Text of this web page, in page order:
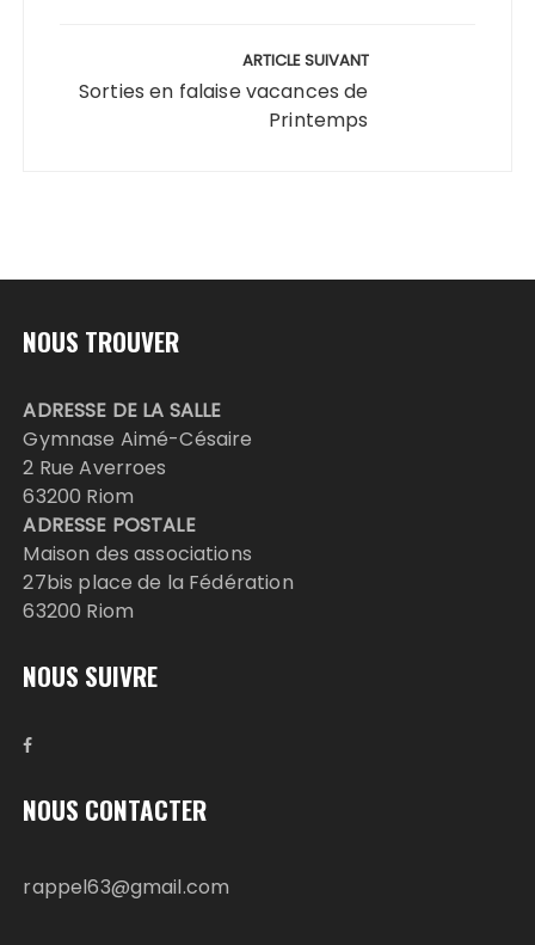
ARTICLE SUIVANT
Sorties en falaise vacances de
Printemps
NOUS TROUVER
ADRESSE DE LA SALLE
Gymnase Aimé-Césaire
2 Rue Averroes
63200 Riom
ADRESSE POSTALE
Maison des associations
27bis place de la Fédération
63200 Riom
NOUS SUIVRE
NOUS CONTACTER
rappel63@gmail.com